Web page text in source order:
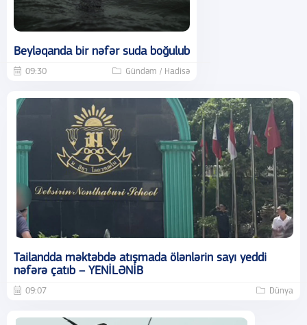
Beyləqanda bir nəfər suda boğulub
09:30 Gündəm / Hadisə
Tailandda məktəbdə atışmada ölənlərin sayı yeddi
nəfərə çatıb – YENİLƏNİB
09:07 Dünya